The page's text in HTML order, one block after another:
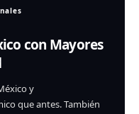
con Mayores
y
que antes. También